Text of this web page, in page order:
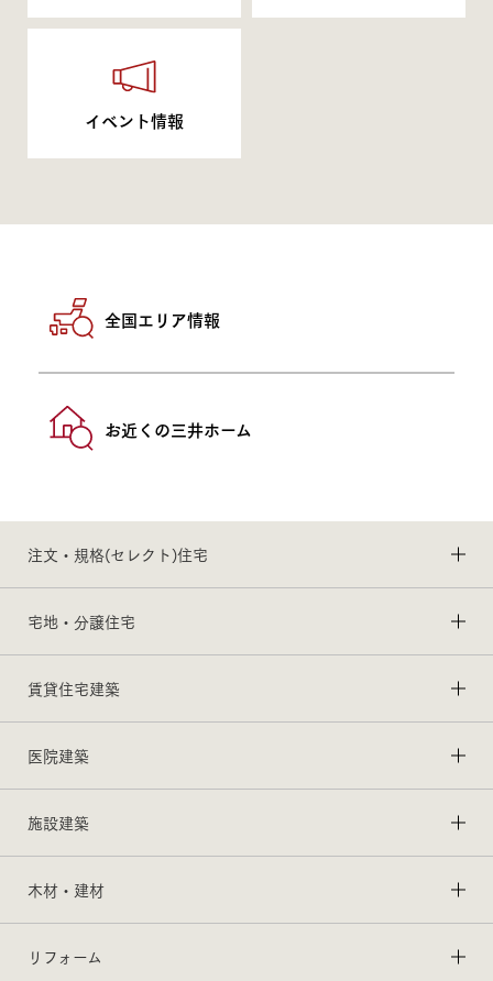
イベント情報
全国エリア情報
お近くの三井ホーム
注文・規格(セレクト)住宅
宅地・分譲住宅
賃貸住宅建築
医院建築
施設建築
木材・建材
リフォーム